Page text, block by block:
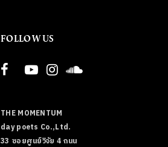
FOLLOW US
THE MOMENTUM
day poets Co.,Ltd.
33 ซอยศูนย์วิจัย 4 ถนน